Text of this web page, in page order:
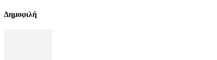
Δημοφιλή